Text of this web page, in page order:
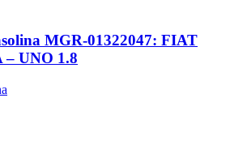
MGR-01322047: FIAT
UNO 1.8